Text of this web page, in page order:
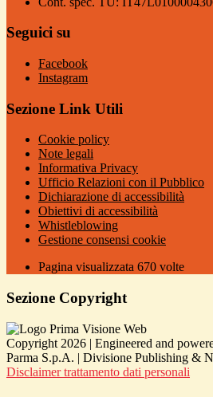
Seguici su
Facebook
Instagram
Sezione Link Utili
Cookie policy
Note legali
Informativa Privacy
Ufficio Relazioni con il Pubblico
Dichiarazione di accessibilità
Obiettivi di accessibilità
Whistleblowing
Gestione consensi cookie
Pagina visualizzata 670 volte
Sezione Copyright
Copyright 2026 | Engineered and
Parma S.p.A. | Divisione Publishing &
Disclaimer trattamento dati personali